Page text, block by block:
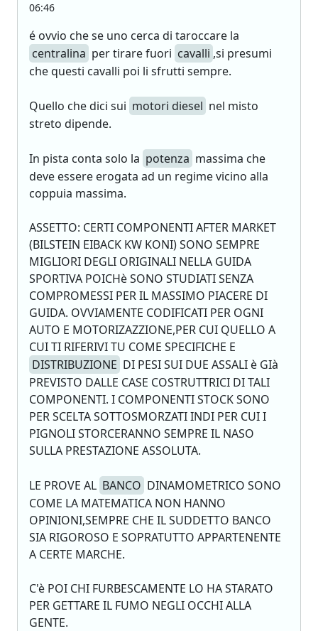
06:46
é ovvio che se uno cerca di taroccare la
centralina per tirare fuori cavalli ,si presumi
che questi cavalli poi li sfrutti sempre.
Quello che dici sui motori diesel nel misto
streto dipende.
In pista conta solo la potenza massima che
deve essere erogata ad un regime vicino alla
coppuia massima.
ASSETTO: CERTI COMPONENTI AFTER MARKET
(BILSTEIN EIBACK KW KONI) SONO SEMPRE
MIGLIORI DEGLI ORIGINALI NELLA GUIDA
SPORTIVA POICHè SONO STUDIATI SENZA
COMPROMESSI PER IL MASSIMO PIACERE DI
GUIDA. OVVIAMENTE CODIFICATI PER OGNI
AUTO E MOTORIZAZZIONE,PER CUI QUELLO A
CUI TI RIFERIVI TU COME SPECIFICHE E
DISTRIBUZIONE DI PESI SUI DUE ASSALI è GIà
PREVISTO DALLE CASE COSTRUTTRICI DI TALI
COMPONENTI. I COMPONENTI STOCK SONO
PER SCELTA SOTTOSMORZATI INDI PER CUI I
PIGNOLI STORCERANNO SEMPRE IL NASO
SULLA PRESTAZIONE ASSOLUTA.
LE PROVE AL BANCO DINAMOMETRICO SONO
COME LA MATEMATICA NON HANNO
OPINIONI,SEMPRE CHE IL SUDDETTO BANCO
SIA RIGOROSO E SOPRATUTTO APPARTENENTE
A CERTE MARCHE.
C'è POI CHI FURBESCAMENTE LO HA STARATO
PER GETTARE IL FUMO NEGLI OCCHI ALLA
GENTE.